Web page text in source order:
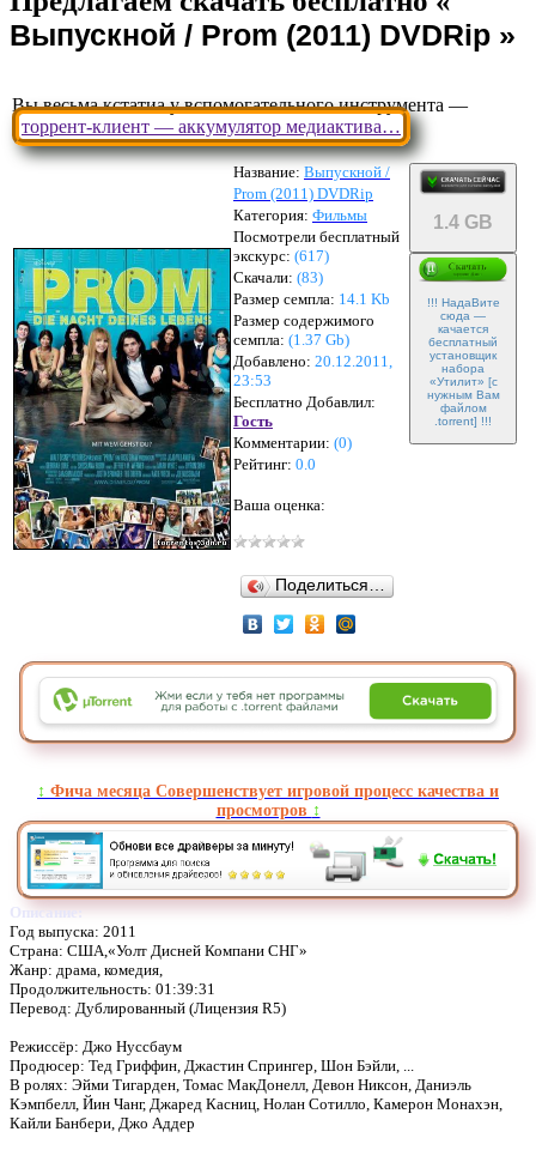
Вы весьма кстатиа у вспомогательного инструмента —
торрент-клиент — аккумулятор медиактива…
Название: Выпускной /
Prom (2011) DVDRip
1.4 GB
!!! НадаВите
сюда —
качается
бесплатный
установщик
набора
«Утилит» [с
нужным Вам
файлом
.torrent] !!!
Категория: Фильмы
Посмотрели бесплатный
экскурс: (617)
Скачали: (83)
Размер семпла: 14.1 Kb
Размер содержимого
семпла: (1.37 Gb)
Добавлено: 20.12.2011,
23:53
Бесплатно Добавлил:
Гость
Комментарии: (0)
Рейтинг: 0.0
Ваша оценка:
Поделиться…
↕️ Фича месяца Совершенствует игровой процесс качества и
просмотров ↕️
Описание:
Год выпуска: 2011
Страна: США,«Уолт Дисней Компани СНГ»
Жанр: драма, комедия,
Продолжительность: 01:39:31
Перевод: Дублированный (Лицензия R5)
Режиссёр: Джо Нуссбаум
Продюсер: Тед Гриффин, Джастин Спрингер, Шон Бэйли, ...
В ролях: Эйми Тигарден, Томас МакДонелл, Девон Никсон, Даниэль
Кэмпбелл, Йин Чанг, Джаред Касниц, Нолан Сотилло, Камерон Монахэн,
Кайли Банбери, Джо Аддер